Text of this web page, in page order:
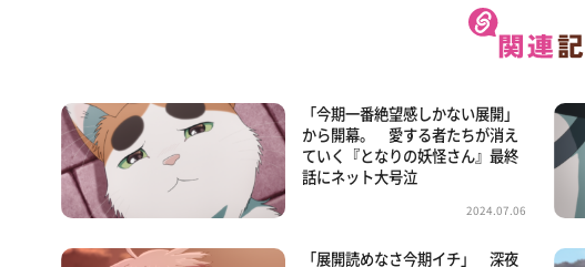
「今期一番絶望感しかない展開」
から開幕。 愛する者たちが消え
ていく『となりの妖怪さん』最終
話にネット大号泣
2024.07.06
「展開読めなさ今期イチ」 深夜